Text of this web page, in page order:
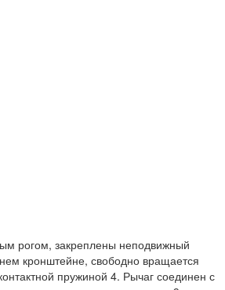
рогом, закреплены неподвижный
кронштейне, свободно вращается
пружиной 4. Рычаг соединен с